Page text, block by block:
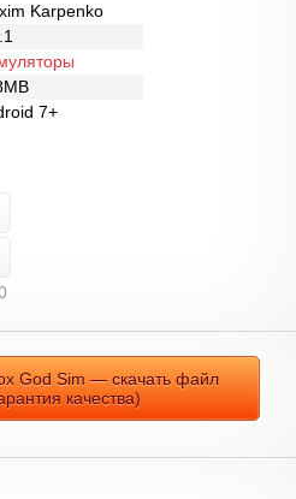
Karpenko
7+
God Sim — скачать файл
качества)